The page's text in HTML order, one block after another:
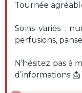
Soins variés :
perfusions,
N’hésitez pas à
d’informations 📩